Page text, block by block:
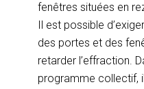
fenêtres situées en
Il est possible
des portes et des
retarder l’effraction.
programme collectif,